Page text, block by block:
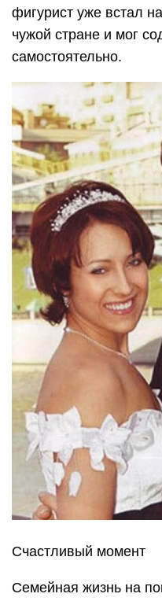
фигурист уже встал
чужой стране и мог
самостоятельно.
Счастливый момент
Семейная жизнь на